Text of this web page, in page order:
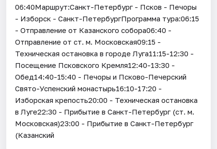
06:40Маршрут:Санкт-Петербург - Псков - Печоры
- Изборск - Санкт-ПетербургПрограмма тура:06:15
- Отправление от Казанского собора06:40 -
Отправление от ст. м. Московская09:15 -
Техническая остановка в городе Луга11:15-12:30 -
Посещение Псковского Кремля12:40-13:30 -
Обед14:40-15:40 - Печоры и Псково-Печерский
Свято-Успенский монастырь16:10-17:20 -
Изборская крепость20:00 - Техническая остановка
в Луге22:30 - Прибытие в Санкт-Петербург (ст. м.
Московская)23:00 - Прибытие в Санкт-Петербург
(Казанский